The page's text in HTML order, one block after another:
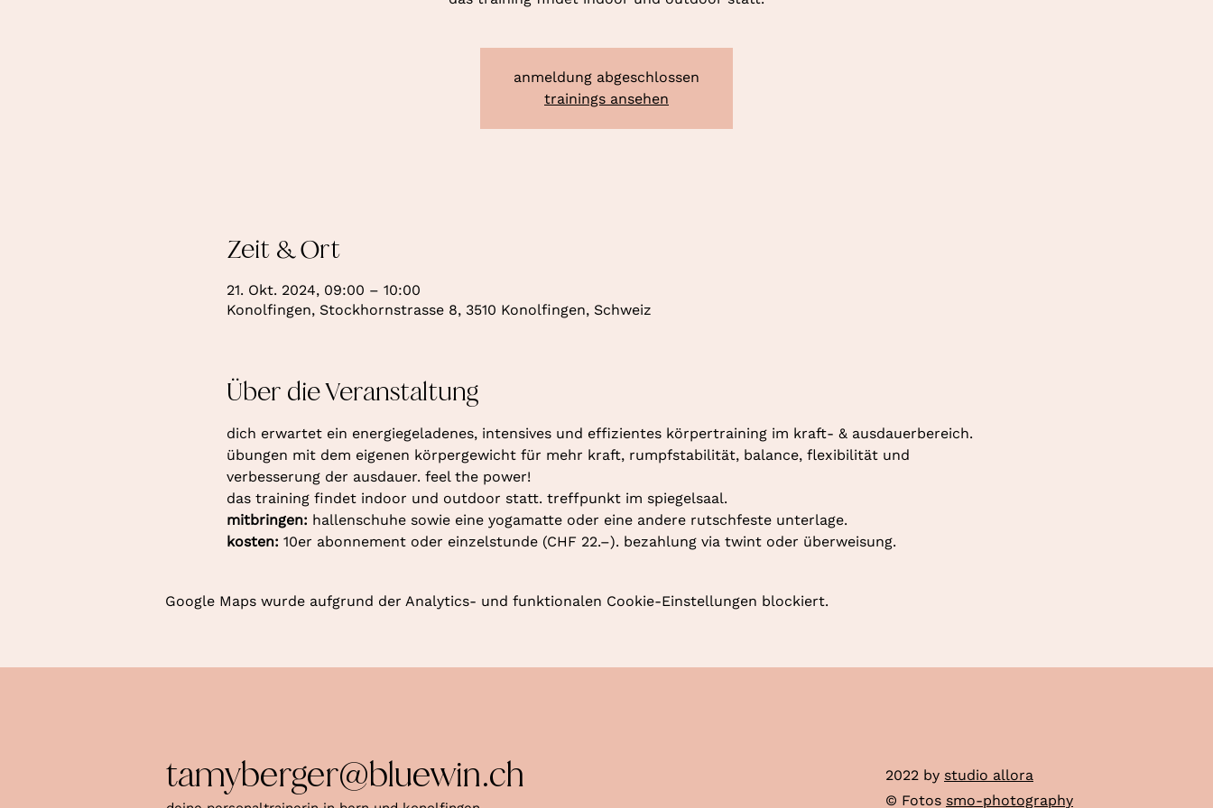
anmeldung abgeschlossen
trainings ansehen
Zeit & Ort
21. Okt. 2024, 09:00 – 10:00
Konolfingen, Stockhornstrasse 8, 3510 Konolfingen, Schweiz
Über die Veranstaltung
dich erwartet ein energiegeladenes, intensives und effizientes körpertraining im kraft- & ausdauerbereich.
übungen mit dem eigenen körpergewicht für mehr kraft, rumpfstabilität, balance, flexibilität und
verbesserung der ausdauer. feel the power!
das training findet indoor und outdoor statt. treffpunkt im spiegelsaal.
mitbringen: hallenschuhe sowie eine yogamatte oder eine andere rutschfeste unterlage.
kosten: 10er abonnement oder einzelstunde (CHF 22.–). bezahlung via twint oder überweisung.
Google Maps wurde aufgrund der Analytics- und funktionalen Cookie-Einstellungen blockiert.
tamyberger@bluewin.ch 2022 by studio allora
© Fotos smo-photography